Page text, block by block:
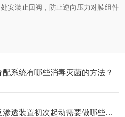
安装止回阀，防止逆向压力对膜组件
配系统有哪些消毒灭菌的方法？
纯化水设备反渗透装置初次起动需要做哪些准备？